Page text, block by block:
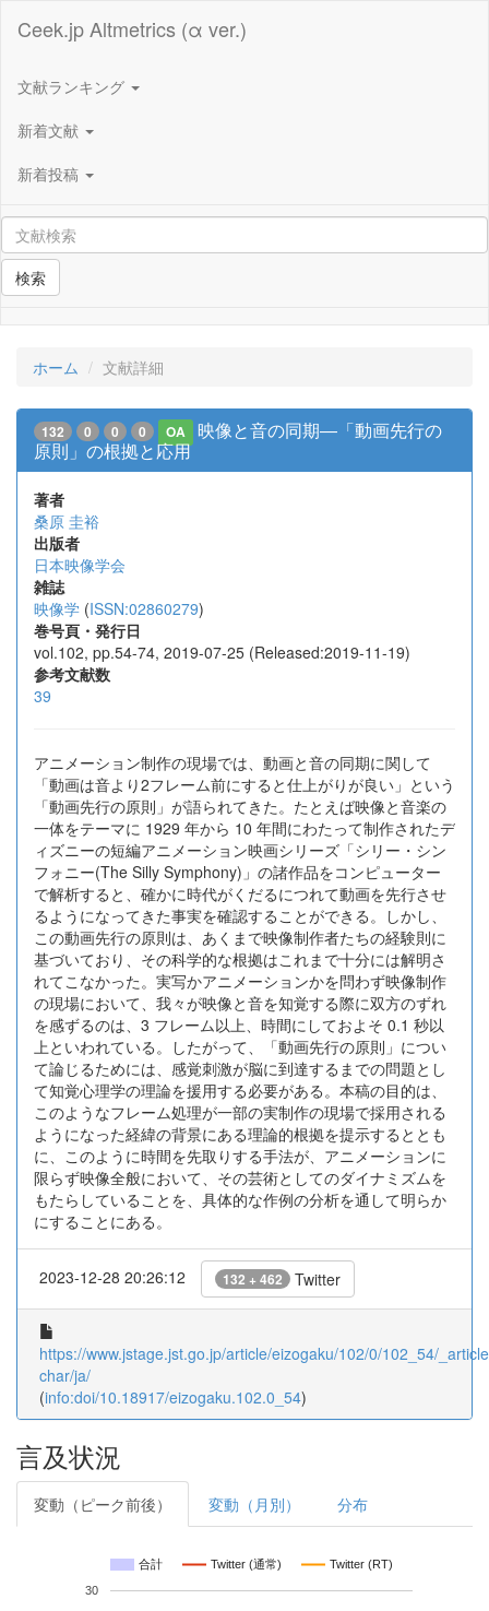
Ceek.jp Altmetrics (α ver.)
文献ランキング
新着文献
新着投稿
検索
ホーム 文献詳細
132 0 0 0 OA
映像と音の同期―「動画先行の
原則」の根拠と応用
著者
桑原 圭裕
出版者
日本映像学会
雑誌
映像学 (ISSN:02860279)
巻号頁・発行日
vol.102, pp.54-74, 2019-07-25 (Released:2019-11-19)
参考文献数
39
アニメーション制作の現場では、動画と音の同期に関して
「動画は音より2フレーム前にすると仕上がりが良い」という
「動画先行の原則」が語られてきた。たとえば映像と音楽の
一体をテーマに 1929 年から 10 年間にわたって制作されたデ
ィズニーの短編アニメーション映画シリーズ「シリー・シン
フォニー(The Silly Symphony)」の諸作品をコンピューター
で解析すると、確かに時代がくだるにつれて動画を先行させ
るようになってきた事実を確認することができる。しかし、
この動画先行の原則は、あくまで映像制作者たちの経験則に
基づいており、その科学的な根拠はこれまで十分には解明さ
れてこなかった。実写かアニメーションかを問わず映像制作
の現場において、我々が映像と音を知覚する際に双方のずれ
を感ずるのは、3 フレーム以上、時間にしておよそ 0.1 秒以
上といわれている。したがって、「動画先行の原則」につい
て論じるためには、感覚刺激が脳に到達するまでの問題とし
て知覚心理学の理論を援用する必要がある。本稿の目的は、
このようなフレーム処理が一部の実制作の現場で採用される
ようになった経緯の背景にある理論的根拠を提示するととも
に、このように時間を先取りする手法が、アニメーションに
限らず映像全般において、その芸術としてのダイナミズムを
もたらしていることを、具体的な作例の分析を通して明らか
にすることにある。
2023-12-28 20:26:12 132 + 462 Twitter
https://www.jstage.jst.go.jp/article/eizogaku/102/0/102_54/
char/ja/
(info:doi/10.18917/eizogaku.102.0_54)
言及状況
変動（ピーク前後） 変動（月別） 分布
合計 Twitter (通常) Twitter (RT)
30